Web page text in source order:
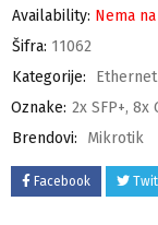
Availability: Nema
Šifra: 11062
Kategorije:
Oznake: 2x SFP+, 8x
Brendovi:
Mikrotik
Facebook